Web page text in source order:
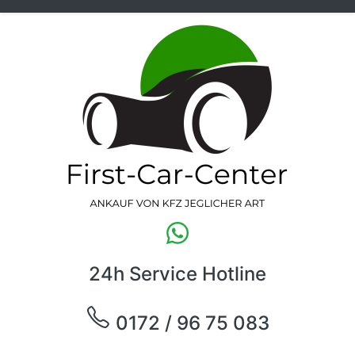
24h Service Hotline
0172 / 96 75 083